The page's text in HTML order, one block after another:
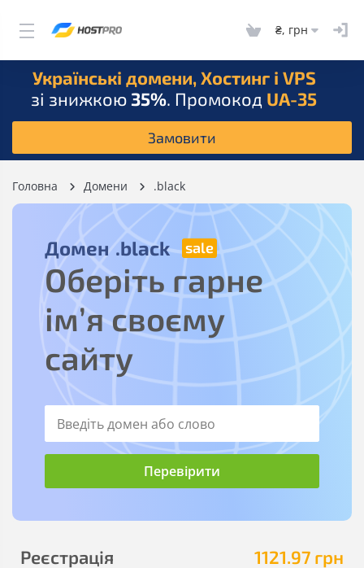
₴, грн
Українські домени, Хостинг і VPS
зі знижкою 35%. Промокод UA-35
Замовити
Головна Домени .black
Домен .black
Оберіть гарне
ім’я своєму
сайту
1121.97 грн
Реєстрація